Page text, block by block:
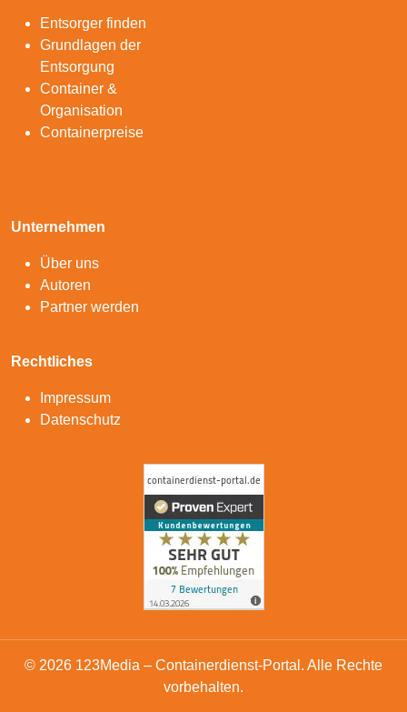
Entsorger finden
Grundlagen der
Entsorgung
Container &
Organisation
Containerpreise
Unternehmen
Über uns
Autoren
Partner werden
Rechtliches
Impressum
Datenschutz
© 2026 123Media – Containerdienst-Portal. Alle Rechte
vorbehalten.